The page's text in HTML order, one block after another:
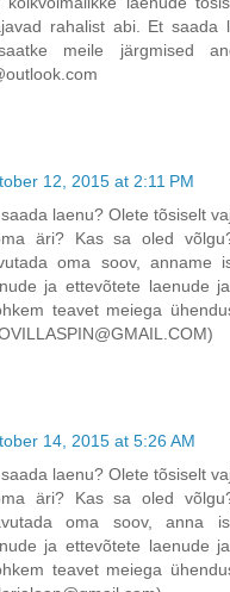
rahalist abi. Et saada
meile järgmised
12, 2015 at 2:11 PM
laenu? Olete tõsiselt
äri? Kas sa oled
oma soov, anname
ja ettevõtete laenude
teavet meiega
14, 2015 at 5:26 AM
laenu? Olete tõsiselt
äri? Kas sa oled
oma soov, anna
ja ettevõtete laenude
teavet meiega